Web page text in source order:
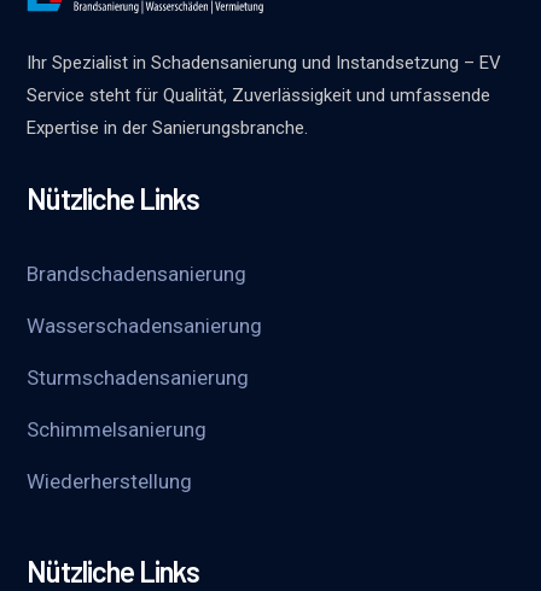
Ihr Spezialist in Schadensanierung und Instandsetzung – EV
Service steht für Qualität, Zuverlässigkeit und umfassende
Expertise in der Sanierungsbranche.
Nützliche Links
Brandschadensanierung
Wasserschadensanierung
Sturmschadensanierung
Schimmelsanierung
Wieder­herstellung
Nützliche Links